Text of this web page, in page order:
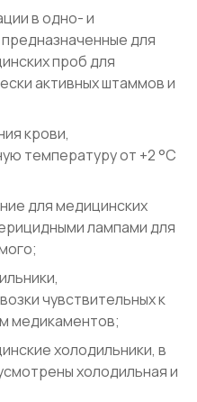
в одно- и
для
проб для
активных штаммов и
крови,
температуру от +2 °С
для медицинских
лампами для
чувствительных к
медикаментов;
холодильники, в
холодильная и